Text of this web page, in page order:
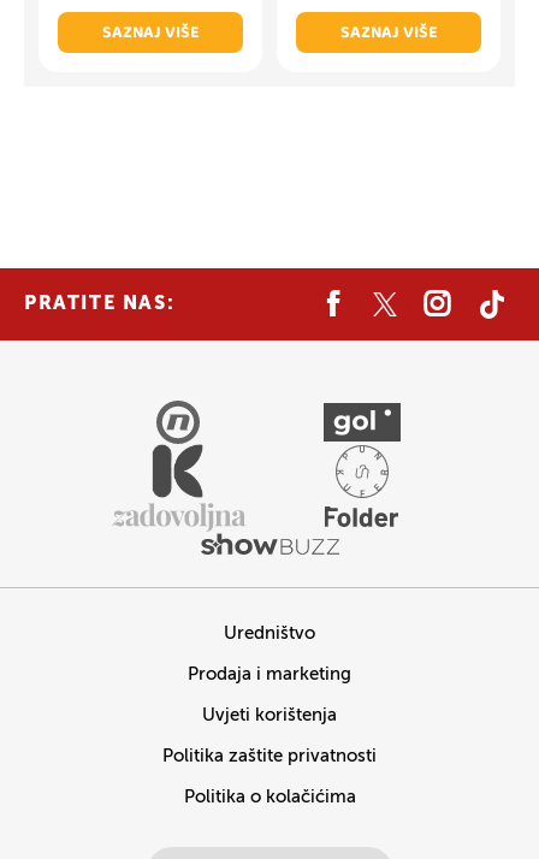
SAZNAJ VIŠE
SAZNAJ VIŠE
PRATITE NAS:
Uredništvo
Prodaja i marketing
Uvjeti korištenja
Politika zaštite privatnosti
Politika o kolačićima